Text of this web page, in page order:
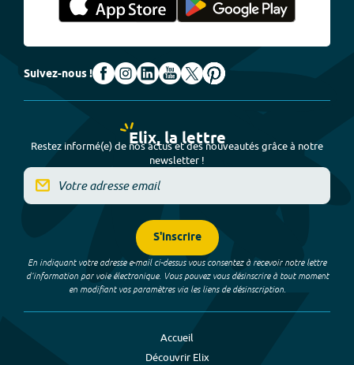
Suivez-nous !
Elix, la lettre
Restez informé(e) de nos actus et des nouveautés grâce à notre
newsletter !
S'inscrire
En indiquant votre adresse e-mail ci-dessus vous consentez à recevoir notre lettre
d’information par voie électronique. Vous pouvez vous désinscrire à tout moment
en modifiant vos paramètres via les liens de désinscription.
Accueil
Découvrir Elix